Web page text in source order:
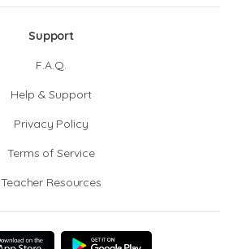
Support
F.A.Q.
Help & Support
Privacy Policy
Terms of Service
Teacher Resources